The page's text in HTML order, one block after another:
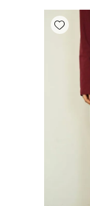
Add wishlist